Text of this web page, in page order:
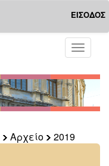
ΕΙΣΟΔΟΣ
Toggle
Αρχείο 2019